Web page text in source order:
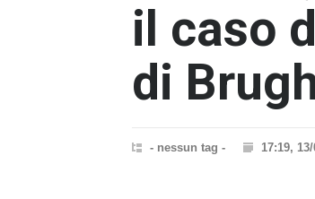
il caso
di
- nessun tag - 17:19,